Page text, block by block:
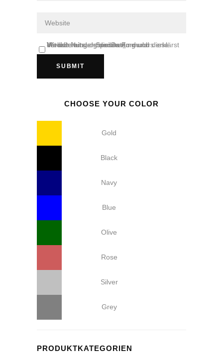
Mit der Nutzung dieses Formulars erklärst du dich mit der Speicherung und Verarbeitung deiner Daten durch diese Website einverstanden.*
CHOOSE YOUR COLOR
Gold
Black
Navy
Blue
Olive
Rose
Silver
Grey
PRODUKTKATEGORIEN